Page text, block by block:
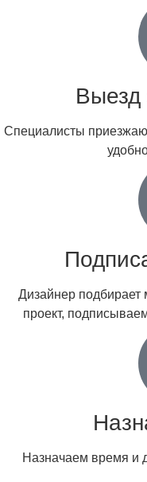
Выезд
Специалисты
Дизайнер
проект,
Назначаем время и